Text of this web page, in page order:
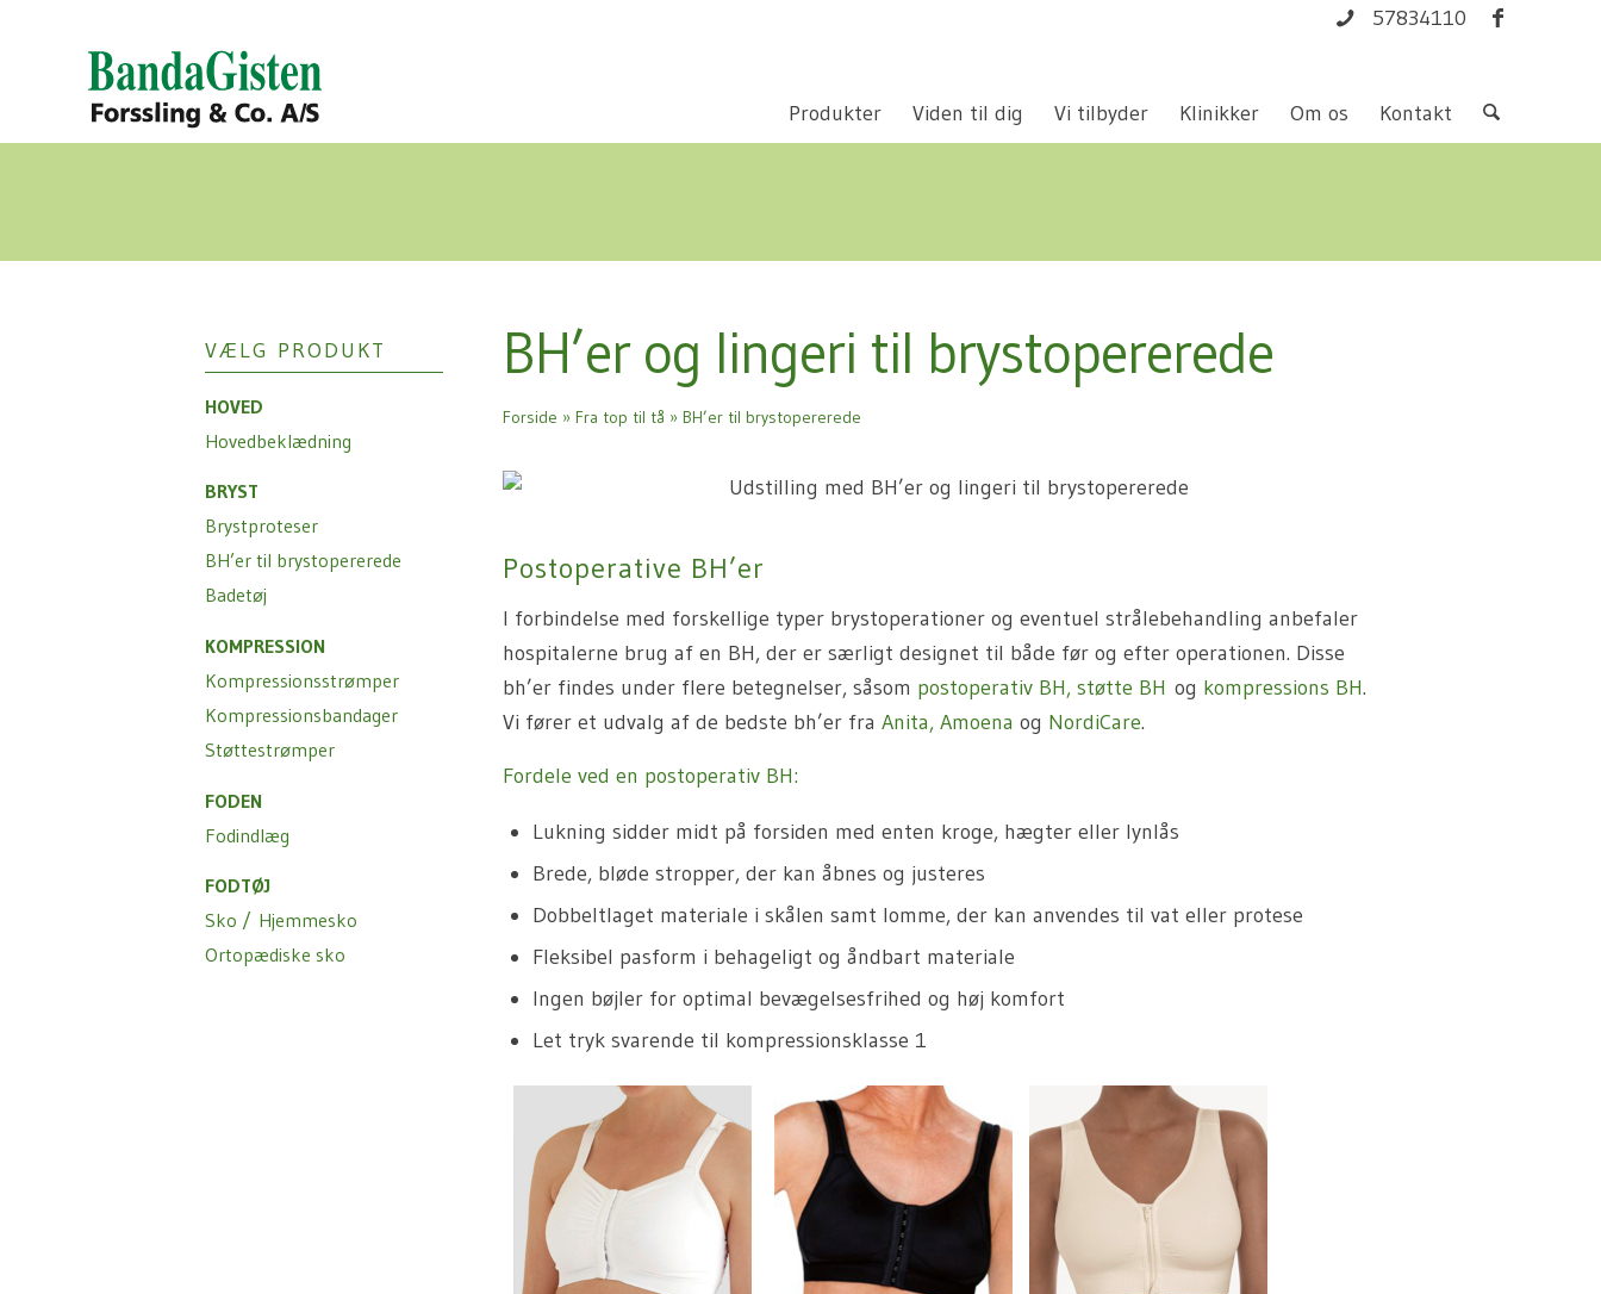
57834110
Produkter Viden til dig Vi tilbyder Klinikker Om os Kontakt
VÆLG PRODUKT
HOVED
Hovedbeklædning
BRYST
Brystproteser
BH’er til brystopererede
Badetøj
KOMPRESSION
Kompressionsstrømper
Kompressionsbandager
Støttestrømper
FODEN
Fodindlæg
FODTØJ
Sko / Hjemmesko
Ortopædiske sko
BH’er og lingeri til brystopererede
Forside » Fra top til tå » BH’er til brystopererede
Postoperative BH’er
I forbindelse med forskellige typer brystoperationer og eventuel strålebehandling anbefaler
hospitalerne brug af en BH, der er særligt designet til både før og efter operationen. Disse
bh’er findes under flere betegnelser, såsom postoperativ BH, støtte BH og kompressions BH.
Vi fører et udvalg af de bedste bh’er fra Anita, Amoena og NordiCare.
Fordele ved en postoperativ BH:
Lukning sidder midt på forsiden med enten kroge, hægter eller lynlås
Brede, bløde stropper, der kan åbnes og justeres
Dobbeltlaget materiale i skålen samt lomme, der kan anvendes til vat eller protese
Fleksibel pasform i behageligt og åndbart materiale
Ingen bøjler for optimal bevægelsesfrihed og høj komfort
Let tryk svarende til kompressionsklasse 1